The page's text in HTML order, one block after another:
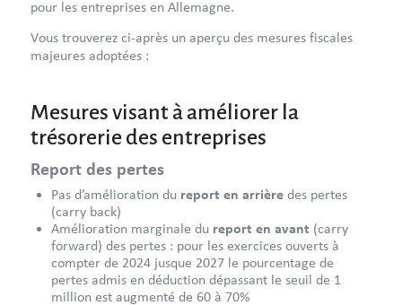
pour les entreprises en Allemagne.
Vous trouverez ci-après un aperçu des mesures fiscales
majeures adoptées :
Mesures visant à améliorer la
trésorerie des entreprises
Report des pertes
Pas d’amélioration du report en arrièredes pertes
(carry back)
Amélioration marginale du report en avant (carry
forward) des pertes : pour les exercices ouverts à
compter de 2024 jusque 2027 le pourcentage de
pertes admis en déduction dépassant le seuil de 1
million est augmenté de 60 à 70%